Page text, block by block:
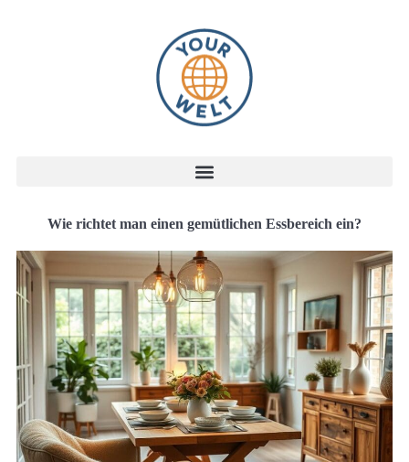
Wie richtet man einen gemütlichen Essbereich ein?